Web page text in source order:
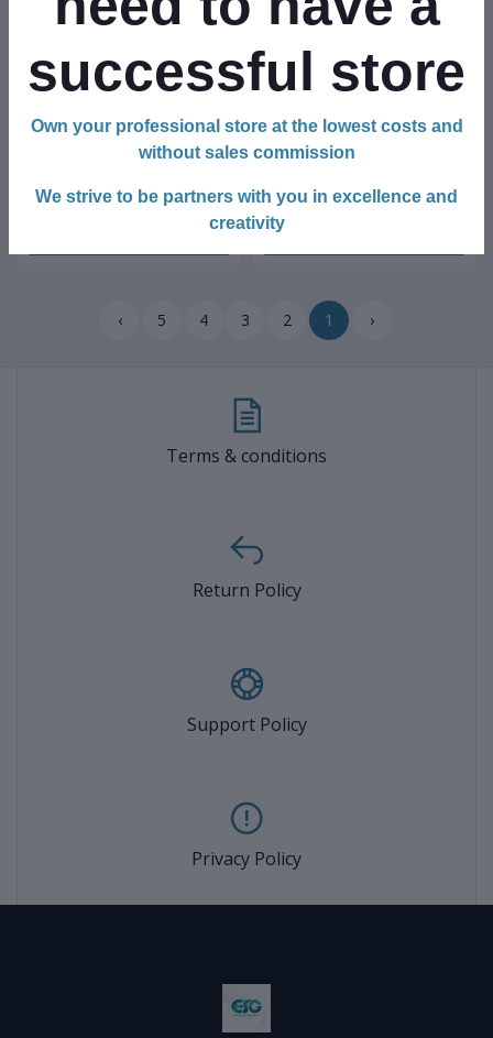
BUFFER® Mutfak Banyo
Dolap Kapağına Takılan Meta
$35.00
BUFFER® Dekoratif Çok
Amaçlı Raf Buzdolabı Masa
Altı Portatif Mutfak Rafı
‹
1
2
3
4
5
›
Terms & conditions
Return Policy
Support Policy
Privacy Policy
successful store
Own your professional store at the lowest costs and
without sales commission
We strive to be partners with you in excellence and
creativity